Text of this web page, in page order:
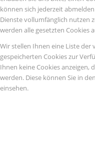
können sich jederzeit
Dienste vollumfänglich nutzen
werden alle gesetzten Cookies
Wir stellen Ihnen eine Liste
gespeicherten Cookies zur
Ihnen keine Cookies anzeigen,
werden. Diese können Sie in
einsehen.